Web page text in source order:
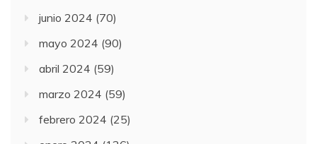
junio 2024 (70)
mayo 2024 (90)
abril 2024 (59)
marzo 2024 (59)
febrero 2024 (25)